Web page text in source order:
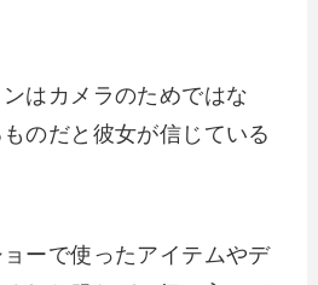
はカメラのためではな
のだと彼女が信じている
ーで使ったアイテムやデ